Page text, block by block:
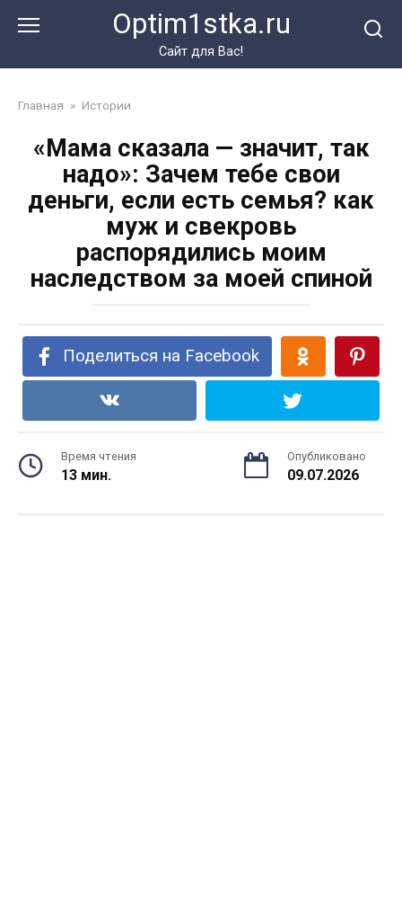
Optim1stka.ru
Сайт для Вас!
Главная » Истории
«Мама сказала — значит, так
надо»: Зачем тебе свои
деньги, если есть семья? как
муж и свекровь
распорядились моим
наследством за моей спиной
Поделиться на Facebook
Время чтения
13 мин.
Опубликовано
09.07.2026